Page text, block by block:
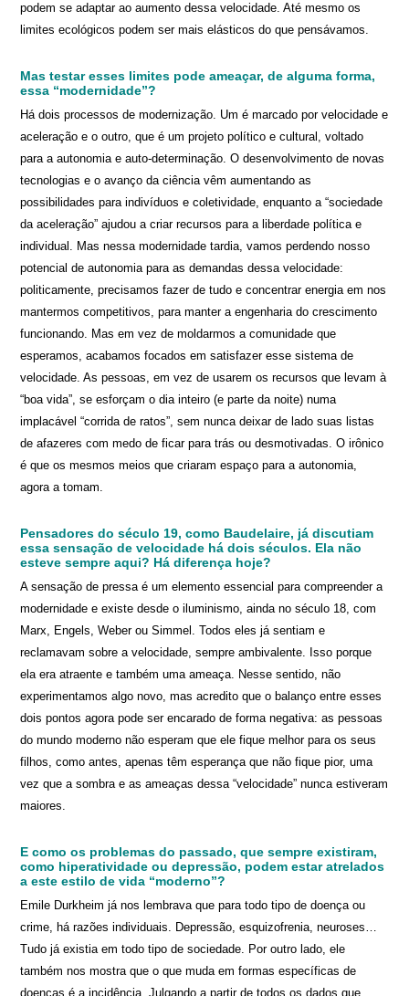
podem se adaptar ao aumento dessa velocidade. Até mesmo os
limites ecológicos podem ser mais elásticos do que pensávamos.
Mas testar esses limites pode ameaçar, de alguma forma,
essa “modernidade”?
Há dois processos de modernização. Um é marcado por velocidade e
aceleração e o outro, que é um projeto político e cultural, voltado
para a autonomia e auto-determinação. O desenvolvimento de novas
tecnologias e o avanço da ciência vêm aumentando as
possibilidades para indivíduos e coletividade, enquanto a “sociedade
da aceleração” ajudou a criar recursos para a liberdade política e
individual. Mas nessa modernidade tardia, vamos perdendo nosso
potencial de autonomia para as demandas dessa velocidade:
politicamente, precisamos fazer de tudo e concentrar energia em nos
mantermos competitivos, para manter a engenharia do crescimento
funcionando. Mas em vez de moldarmos a comunidade que
esperamos, acabamos focados em satisfazer esse sistema de
velocidade. As pessoas, em vez de usarem os recursos que levam à
“boa vida”, se esforçam o dia inteiro (e parte da noite) numa
implacável “corrida de ratos”, sem nunca deixar de lado suas listas
de afazeres com medo de ficar para trás ou desmotivadas. O irônico
é que os mesmos meios que criaram espaço para a autonomia,
agora a tomam.
Pensadores do século 19, como Baudelaire, já discutiam
essa sensação de velocidade há dois séculos. Ela não
esteve sempre aqui? Há diferença hoje?
A sensação de pressa é um elemento essencial para compreender a
modernidade e existe desde o iluminismo, ainda no século 18, com
Marx, Engels, Weber ou Simmel. Todos eles já sentiam e
reclamavam sobre a velocidade, sempre ambivalente. Isso porque
ela era atraente e também uma ameaça. Nesse sentido, não
experimentamos algo novo, mas acredito que o balanço entre esses
dois pontos agora pode ser encarado de forma negativa: as pessoas
do mundo moderno não esperam que ele fique melhor para os seus
filhos, como antes, apenas têm esperança que não fique pior, uma
vez que a sombra e as ameaças dessa “velocidade” nunca estiveram
maiores.
E como os problemas do passado, que sempre existiram,
como hiperatividade ou depressão, podem estar atrelados
a este estilo de vida “moderno”?
Emile Durkheim já nos lembrava que para todo tipo de doença ou
crime, há razões individuais. Depressão, esquizofrenia, neuroses…
Tudo já existia em todo tipo de sociedade. Por outro lado, ele
também nos mostra que o que muda em formas específicas de
doenças é a incidência. Julgando a partir de todos os dados que